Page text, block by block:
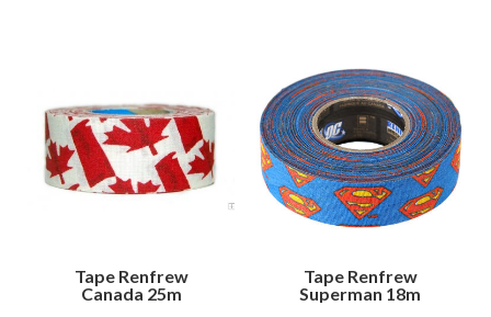
Tape Renfrew
Canada 25m
Tape Renfrew
Superman 18m